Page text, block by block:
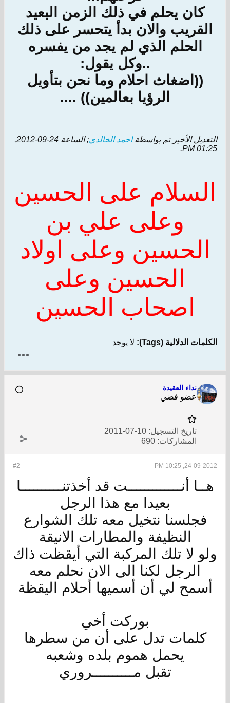
كان يحلم في ذلك الزمن البعيد
القريب والان بدأ يتحسر على ذلك
الحلم الذي لم يجد من يفسره
..وكل يقول:
((اضغاث احلام وما نحن بتأويل
الرؤيا بعالمين)) ....
التعديل الأخير تم بواسطةاحمد الخالدي; الساعة
24-09-2012,
01:25 PM
.
السلام على الحسين
وعلى علي بن
الحسين وعلى اولاد
الحسين وعلى
اصحاب الحسين
الكلمات الدلالية (Tags): لا يوجد
نداء العقيدة
عضو فضي
تاريخ التسجيل: 10-07-2011
المشاركات: 690
#2 24-09-2012, 10:25 PM
هــا أنـــــــــــــت قد أخذتنــــــــــا
بعيدا مع هذا الرجل
فجلسنا نتخيل معه تلك الشوارع
النظيفة والمطارات الانيقة
ولو لا تلك المركبة التي أيقظت ذاك
الرجل لكنا الى الان نحلم معه
أسمح لي أن أسميها أحلام اليقظة
بوركت أخي
كلمات تدل على أن من سطرها
يحمل هموم بلده وشعبه
تقبل مــــــــــروري